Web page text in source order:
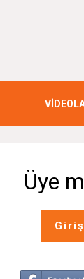
Üye